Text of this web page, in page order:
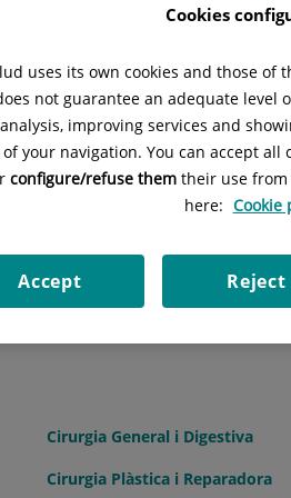
V WX YZ
Aparell Digestiu
Cirurgia General i Digestiva
Cirurgia Plàstica i Reparadora
Cookies
uses its own cookies and those of
not guarantee an adequate
improving services and
your navigation. You can accept
configure/refuse them their use from
here: Cookie
Reject
Accept